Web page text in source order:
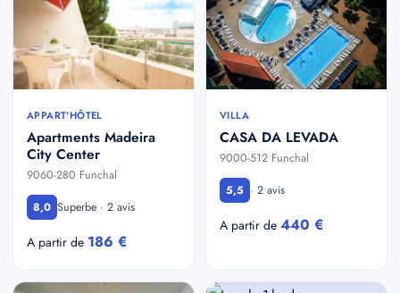
APPART'HÔTEL
Apartments Madeira
City Center
9060-280 Funchal
8,0 Superbe · 2 avis
A partir de 186 €
VILLA
CASA DA LEVADA
9000-512 Funchal
5,5 · 2 avis
A partir de 440 €